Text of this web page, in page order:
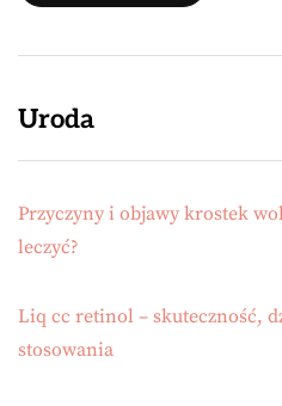
Uroda
Przyczyny i objawy krostek
leczyć?
Liq cc retinol – skuteczność,
stosowania